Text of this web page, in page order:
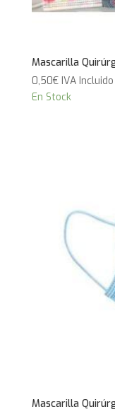
Mascarilla
0,50€ IVA Incluido
En Stock
Mascarilla